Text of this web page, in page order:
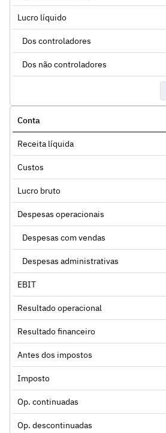
Lucro líquido
Dos controladores
Dos não controladores
Conta
Receita líquida
Custos
Lucro bruto
Despesas operacionais
Despesas com vendas
Despesas administrativas
EBIT
Resultado operacional
Resultado financeiro
Antes dos impostos
Imposto
Op. continuadas
Op. descontinuadas